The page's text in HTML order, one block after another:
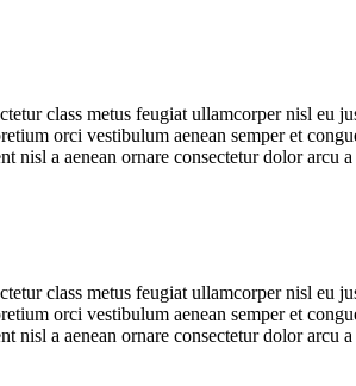
class metus feugiat ullamcorper nisl eu
orci vestibulum aenean semper et
a aenean ornare consectetur dolor arcu
class metus feugiat ullamcorper nisl eu
orci vestibulum aenean semper et
a aenean ornare consectetur dolor arcu